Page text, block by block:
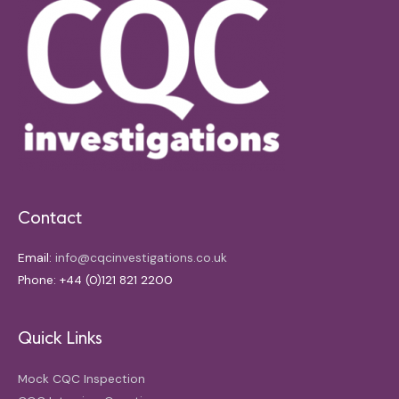
Contact
Email: info@cqcinvestigations.co.uk
Phone: +44 (0)121 821 2200
Quick Links
Mock CQC Inspection